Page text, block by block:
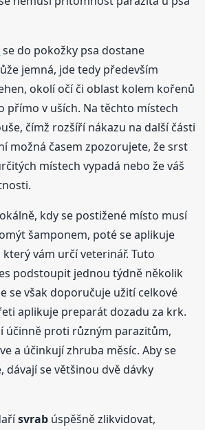
se do pokožky psa dostane
jemná, jde tedy především
okolí očí či oblast kolem kořenů
přímo v uších. Na těchto místech
čímž rozšíří nákazu na další části
možná časem zpozorujete, že srst
místech vypadá nebo že váš
kdy se postižené místo musí
šamponem, poté se aplikuje
vám určí veterinář. Tuto
podstoupit jednou týdně několik
se však doporučuje užití celkové
aplikuje preparát dozadu za krk.
účinně proti různým parazitům,
a účinkují zhruba měsíc. Aby se
dávají se většinou dvě dávky
svrab úspěšně zlikvidovat,